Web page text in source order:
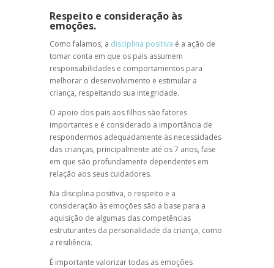
Respeito e consideração às
emoções.
Como falamos, a disciplina positiva é a ação de
tomar conta em que os pais assumem
responsabilidades e comportamentos para
melhorar o desenvolvimento e estimular a
criança, respeitando sua integridade.
O apoio dos pais aos filhos são fatores
importantes e é considerado a importância de
respondermos adequadamente às necessidades
das crianças, principalmente até os 7 anos, fase
em que são profundamente dependentes em
relação aos seus cuidadores.
Na disciplina positiva, o respeito e a
consideração às emoções são a base para a
aquisição de algumas das competências
estruturantes da personalidade da criança, como
a resiliência.
É importante valorizar todas as emoções